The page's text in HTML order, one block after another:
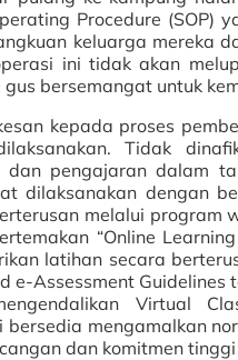
Procedure (SOP)
keluarga mereka
ini tidak akan
bersemangat untuk
kepada proses
Tidak
pengajaran dalam
dilaksanakan dengan
melalui program
“Online
latihan secara
e-Assessment
Virtual
mengamalkan
dan komitmen